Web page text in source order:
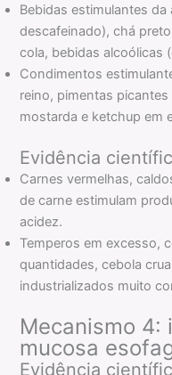
Bebidas estimulantes
descafeinado), chá
cola, bebidas alcoólicas
Condimentos
reino, pimentas
mostarda e ketchup em
Evidência
Carnes vermelhas,
de carne estimulam
acidez.
Temperos em excesso,
quantidades, cebola
industrializados muito
Mecanismo 4:
mucosa
Evidência